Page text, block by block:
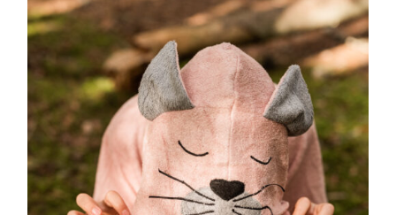
on
mitu
varianti.
Valikuid
saab
teha
tootelehel.